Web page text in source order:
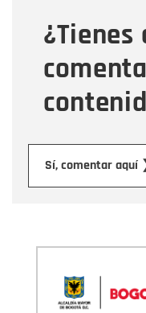
¿Tienes
Sí, comentar aquí
Mensaje